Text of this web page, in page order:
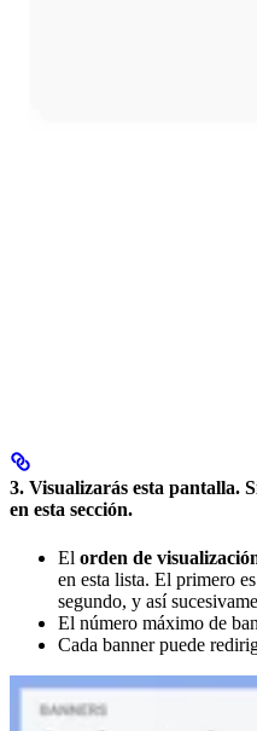
3. Visualizarás esta pantalla.
en esta sección.
El orden de
en esta lista. El primero
segundo, y así
El número máximo de
Cada banner puede